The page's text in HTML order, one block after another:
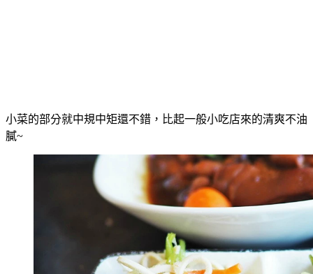
小菜的部分就中規中矩還不錯，比起一般小吃店來的清爽不油
膩~